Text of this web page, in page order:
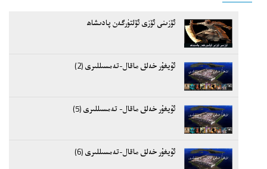
ئۆزىنى ئۆزى ئۆلتۈرگەن پادىشاھ
ئۇيغۇر خەلق ماقال-تەمسىللىرى (2)
ئۇيغۇر خەلق ماقال- تەمسىللىرى (5)
ئۇيغۇر خەلق ماقال-تەمسىللىرى (6)